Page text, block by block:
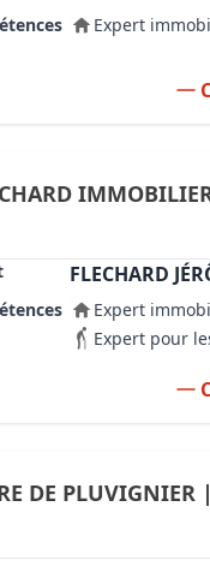
Expert
FLECHARD
Expert
Expert pour
DE PLUVIGNIER |